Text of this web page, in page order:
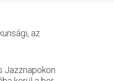
az
Jazznapokon